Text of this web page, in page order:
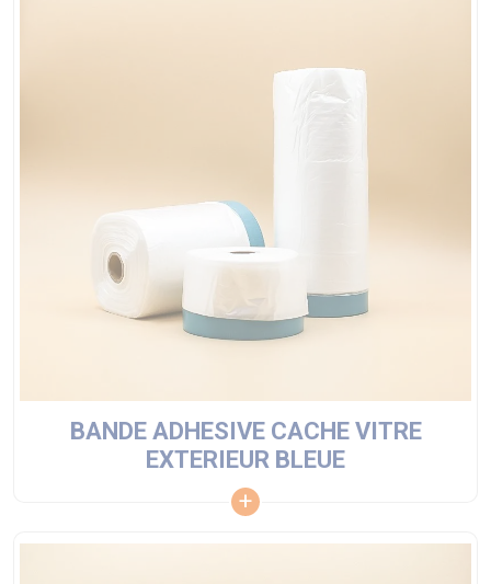
BANDE ADHESIVE CACHE VITRE
EXTERIEUR BLEUE